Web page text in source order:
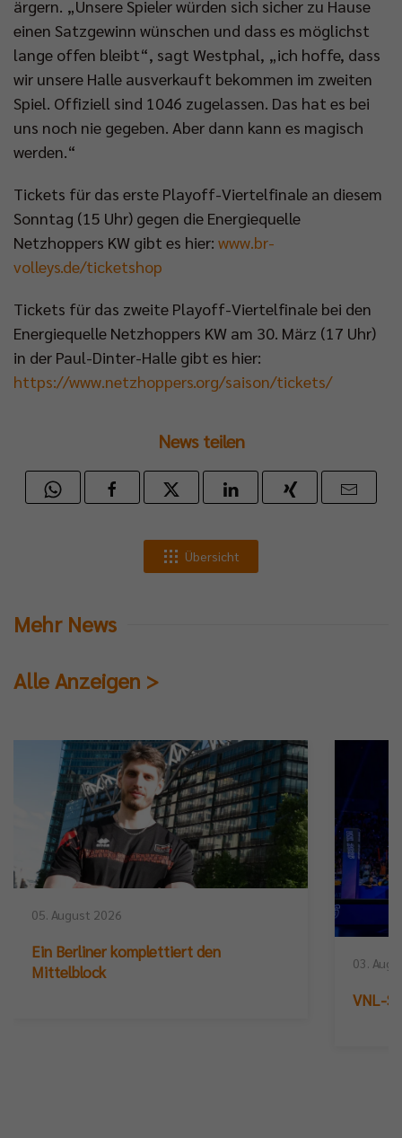
ärgern. „Unsere Spieler würden sich sicher zu Hause
einen Satzgewinn wünschen und dass es möglichst
lange offen bleibt“, sagt Westphal, „ich hoffe, dass
wir unsere Halle ausverkauft bekommen im zweiten
Spiel. Offiziell sind 1046 zugelassen. Das hat es bei
uns noch nie gegeben. Aber dann kann es magisch
werden.“
Tickets für das erste Playoff-Viertelfinale an diesem
Sonntag (15 Uhr) gegen die Energiequelle
Netzhoppers KW gibt es hier: www.br-
volleys.de/ticketshop
Tickets für das zweite Playoff-Viertelfinale bei den
Energiequelle Netzhoppers KW am 30. März (17 Uhr)
in der Paul-Dinter-Halle gibt es hier:
https://www.netzhoppers.org/saison/tickets/
News teilen
Übersicht
Mehr News
Alle Anzeigen >
05. August 2026
Ein Berliner komplettiert den
Mittelblock
03.
VNL-